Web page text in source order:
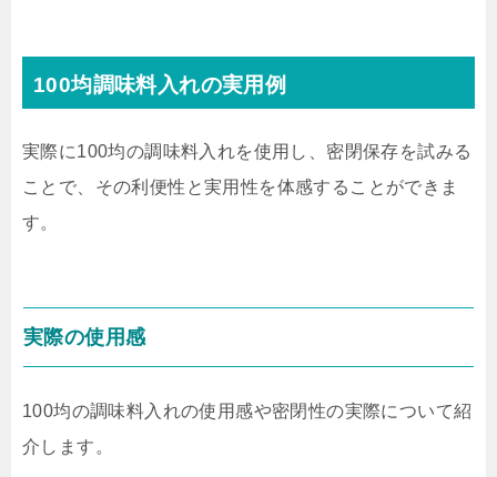
100均調味料入れの実用例
実際に100均の調味料入れを使用し、密閉保存を試みる
ことで、その利便性と実用性を体感することができま
す。
実際の使用感
100均の調味料入れの使用感や密閉性の実際について紹
介します。